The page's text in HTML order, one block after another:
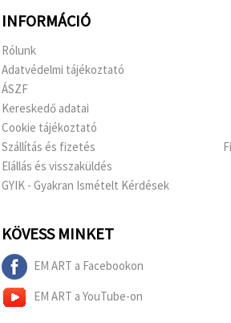
INFORMÁCIÓ
Rólunk
Adatvédelmi tájékoztató
ÁSZF
Kereskedő adatai
Cookie tájékoztató
Szállítás és fizetés
Elállás és visszaküldés
GYIK - Gyakran Ismételt Kérdések
KÖVESS MINKET
EM ART a Facebookon
EM ART a YouTube-on